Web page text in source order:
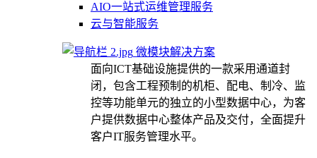
AIO一站式运维管理服务
云与智能服务
微模块解决方案
面向ICT基础设施提供的一款采用通道封
闭，包含工程预制的机柜、配电、制冷、监
控等功能单元的独立的小型数据中心，为客
户提供数据中心整体产品及交付，全面提升
客户IT服务管理水平。